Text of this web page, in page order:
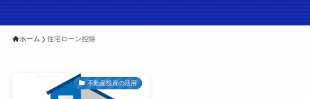
ホーム 住宅ローン控除
不動産投資の活用